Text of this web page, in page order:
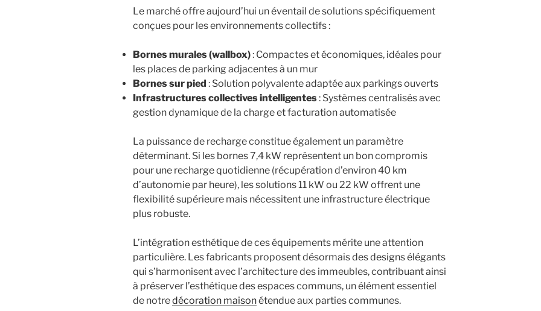
Le marché offre aujourd’hui un éventail de solutions spécifiquement
conçues pour les environnements collectifs :
Bornes murales (wallbox): Compactes et économiques, idéales pour
les places de parking adjacentes à un mur
Bornes sur pied : Solution polyvalente adaptée aux parkings ouverts
Infrastructures collectives intelligentes: Systèmes centralisés avec
gestion dynamique de la charge et facturation automatisée
La puissance de recharge constitue également un paramètre
déterminant. Si les bornes 7,4 kW représentent un bon compromis
pour une recharge quotidienne (récupération d’environ 40 km
d’autonomie par heure), les solutions 11 kW ou 22 kW offrent une
flexibilité supérieure mais nécessitent une infrastructure électrique
plus robuste.
L’intégration esthétique de ces équipements mérite une attention
particulière. Les fabricants proposent désormais des designs élégants
qui s’harmonisent avec l’architecture des immeubles, contribuant ainsi
à préserver l’esthétique des espaces communs, un élément essentiel
de notredécoration maisonétendue aux parties communes.